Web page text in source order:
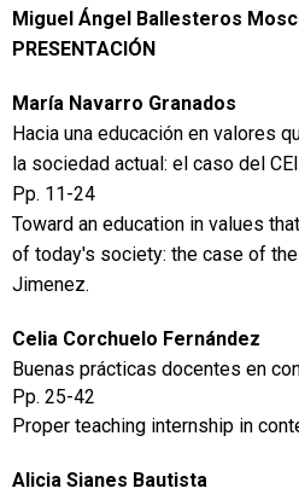
Miguel Ángel Ballesteros
PRESENTACIÓN
María Navarro Granados
Hacia una educación en valores
la sociedad actual: el caso del
Pp. 11-24
Toward an education in values
of today's society: the case of the
Jimenez.
Celia Corchuelo Fernández
Buenas prácticas docentes en
Pp. 25-42
Proper teaching internship in
Alicia Sianes Bautista